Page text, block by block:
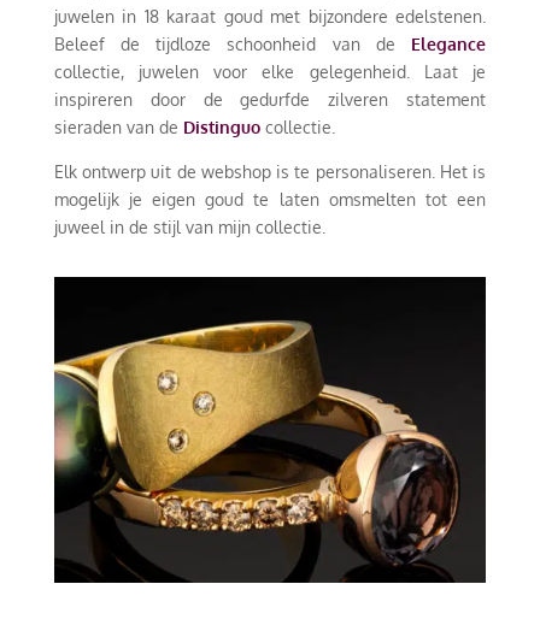
juwelen in 18 karaat goud met bijzondere edelstenen.
Beleef de tijdloze schoonheid van de Elegance
collectie, juwelen voor elke gelegenheid. Laat je
inspireren door de gedurfde zilveren statement
sieraden van de Distinguocollectie.
Elk ontwerp uit de webshop is te personaliseren. Het is
mogelijk je eigen goud te laten omsmelten tot een
juweel in de stijl van mijn collectie.